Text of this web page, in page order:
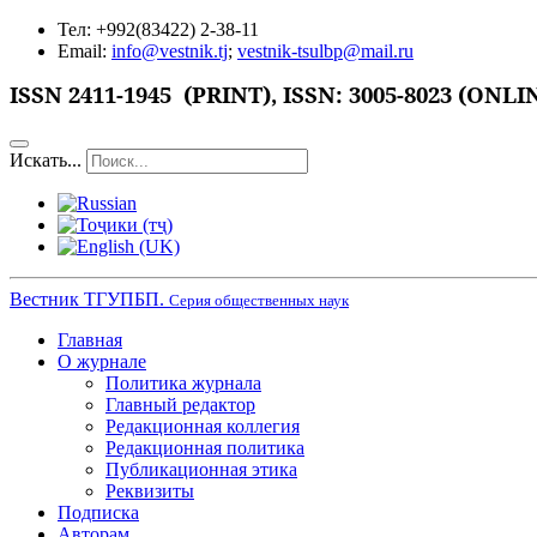
Тел: +992(83422) 2-38-11
Email: info@vestnik.tj; vestnik-tsulbp@mail.ru
ISSN 2411-1945 (PRINT), ISSN: 3005-8023
Искать...
Вестник ТГУПБП. Серия общественных наук
Главная
О журнале
Политика журнала
Главный редактор
Редакционная коллегия
Редакционная политика
Публикационная этика
Реквизиты
Подписка